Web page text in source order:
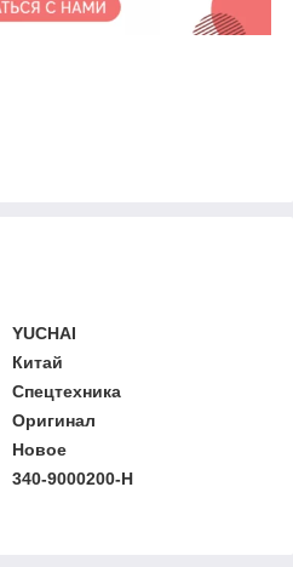
YUCHAI
Китай
Спецтехника
Оригинал
Новое
340-9000200-H